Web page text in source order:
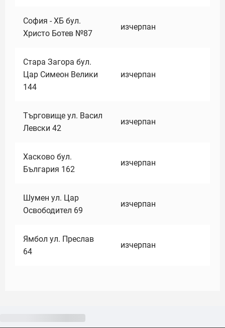
София - ХБ бул.
Христо Ботев №87
изчерпан
Стара Загора бул.
Цар Симеон Велики
144
изчерпан
Търговище ул. Васил
Левски 42
изчерпан
Хасково бул.
България 162
изчерпан
Шумен ул. Цар
Освободител 69
изчерпан
Ямбол ул. Преслав
64
изчерпан